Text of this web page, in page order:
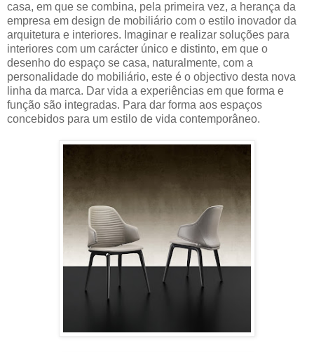
casa, em que se combina, pela primeira vez, a herança da
empresa em design de mobiliário com o estilo inovador da
arquitetura e interiores. Imaginar e realizar soluções para
interiores com um carácter único e distinto, em que o
desenho do espaço se casa, naturalmente, com a
personalidade do mobiliário, este é o objectivo desta nova
linha da marca. Dar vida a experiências em que forma e
função são integradas. Para dar forma aos espaços
concebidos para um estilo de vida contemporâneo.